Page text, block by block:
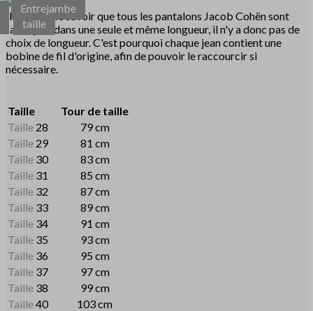
de
taille
Entrejambe
Il est bon de savoir que tous les pantalons Jacob Cohën sont
fabriqués dans une seule et même longueur, il n'y a donc pas de
choix de longueur. C'est pourquoi chaque jean contient une
bobine de fil d'origine, afin de pouvoir le raccourcir si
nécessaire.
Taille
Tour de taille
Taille 28
79 cm
Taille 29
81 cm
Taille 30
83 cm
Taille 31
85 cm
Taille 32
87 cm
Taille 33
89 cm
Taille 34
91 cm
Taille 35
93 cm
Taille 36
95 cm
Taille 37
97 cm
Taille 38
99 cm
Taille40 103 cm